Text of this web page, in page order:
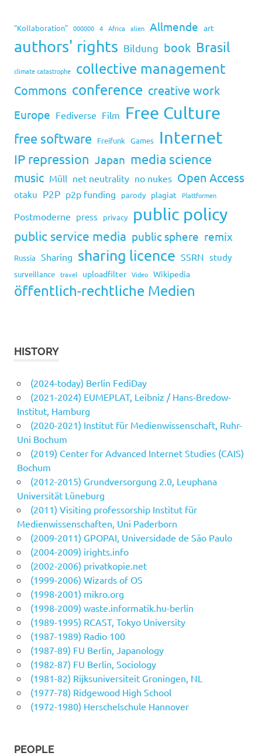
"Kollaboration" 000000 4 Africa alien Allmende art
authors' rights Bildung book Brasil
climate catastrophe collective management
Commons conference creative work
Europe Fediverse Film Free Culture
free software Freifunk Games Internet
IP repression Japan media science
music Müll net neutrality no nukes Open Access
otaku P2P p2p funding parody plagiat Plattformen
Postmoderne press privacy public policy
public service media public sphere remix
Russia Sharing sharing licence SSRN study
surveillance travel uploadfilter Video Wikipedia
öffentlich-rechtliche Medien
HISTORY
(2024-today) Berlin FediDay
(2021-2024) EUMEPLAT, Leibniz / Hans-Bredow-
Institut, Hamburg
(2020-2021) Institut für Medienwissenschaft, Ruhr-
Uni Bochum
(2019) Center for Advanced Internet Studies (CAIS)
Bochum
(2012-2015) Grundversorgung 2.0, Leuphana
Universität Lüneburg
(2011) Visiting professorship Institut für
Medienwissenschaften, Uni Paderborn
(2009-2011) GPOPAI, Universidade de São Paulo
(2004-2009) irights.info
(2002-2006) privatkopie.net
(1999-2006) Wizards of OS
(1998-2001) mikro.org
(1998-2009) waste.informatik.hu-berlin
(1989-1995) RCAST, Tokyo University
(1987-1989) Radio 100
(1987-89) FU Berlin, Japanology
(1982-87) FU Berlin, Sociology
(1981-82) Rijksuniversiteit Groningen, NL
(1977-78) Ridgewood High School
(1972-1980) Herschelschule Hannover
PEOPLE